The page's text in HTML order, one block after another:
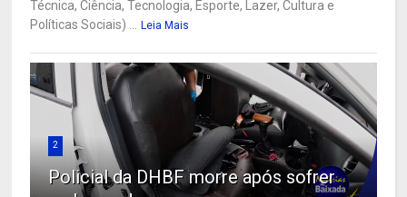
Técnica, Ciência, Tecnologia, Esporte, Lazer, Cultura e
Políticas Sociais) ...
Leia Mais
2
Policial da DHBF morre após sofrer